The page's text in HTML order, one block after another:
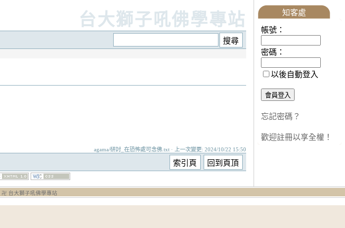
台大獅子吼佛學專站
agama/研討_在恐怖處可念佛.txt · 上一次變更: 2024/10/22 15:50
知客處
帳號：
密碼：
以後自動登入
忘記密碼？
歡迎註冊以享全權！
卍 台大獅子吼佛學專站